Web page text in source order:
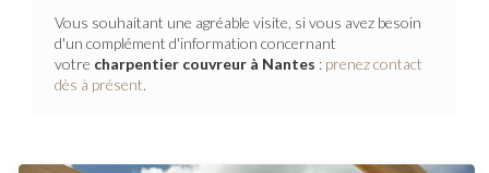
Vous souhaitant une agréable visite, si vous avez besoin
d'un complément d'information concernant
votre charpentier couvreur à Nantes : prenez contact
dès à présent.